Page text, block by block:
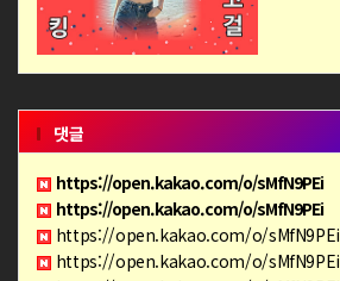
댓글
https://open.kakao.com/o/sMfN9PEi
https://open.kakao.com/o/sMfN9PEi
https://open.kakao.com/o/sMfN9PEi
https://open.kakao.com/o/sMfN9PEi